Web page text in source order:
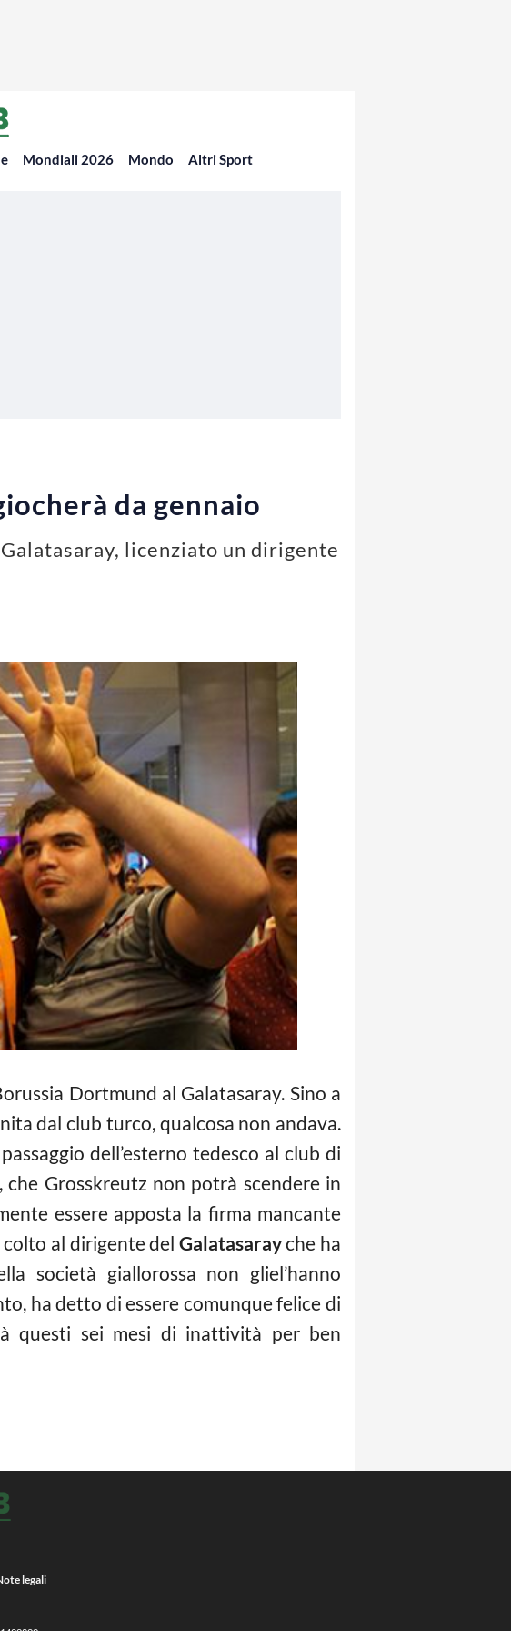
Mondiali 2026 Mondo Altri Sport
da gennaio
licenziato un dirigente
Dortmund al Galatasaray. Sino a
dal club turco, qualcosa non andava.
dell’esterno tedesco al club di
Grosskreutz non potrà scendere in
essere apposta la firma mancante
al dirigente del Galatasarayche ha
società giallorossa non gliel’hanno
ha detto di essere comunque felice di
questi sei mesi di inattività per ben
legali